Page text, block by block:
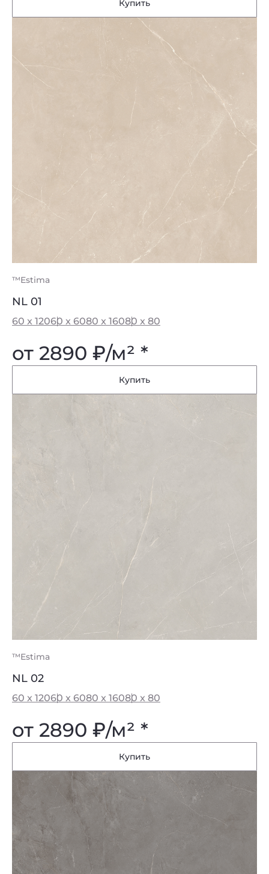
Купить
™Estima
NL 01
60 x 12060 x 6080 x 16080 x 80
от 2890 ₽/м² *
Купить
™Estima
NL 02
60 x 12060 x 6080 x 16080 x 80
от 2890 ₽/м² *
Купить